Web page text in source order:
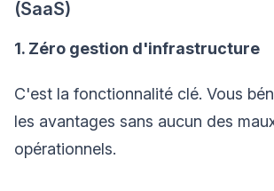
(SaaS)
1. Zéro gestion d'infrastructure
C'est la fonctionnalité clé. Vous
les avantages sans aucun des
opérationnels.